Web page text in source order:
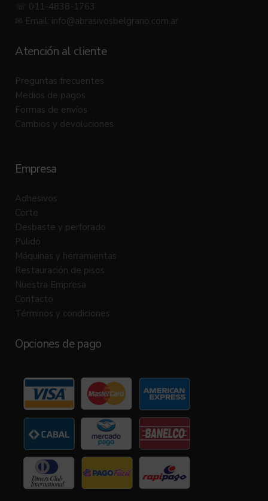
☏ 011-4838-1763
✉ Email: info@abrasivosbelgrano.com.ar
Atención al cliente
Preguntas frecuentes
Medios de pagos
Formas de envíos
Cambios y devoluciones
Empresa
Adhesivos
Corte
Desbaste y perforado
Pulido
Máquinas y herramientas
Restauración de pisos
Nuestra Empresa
Contacto
Términos y condiciones
Opciones de pago